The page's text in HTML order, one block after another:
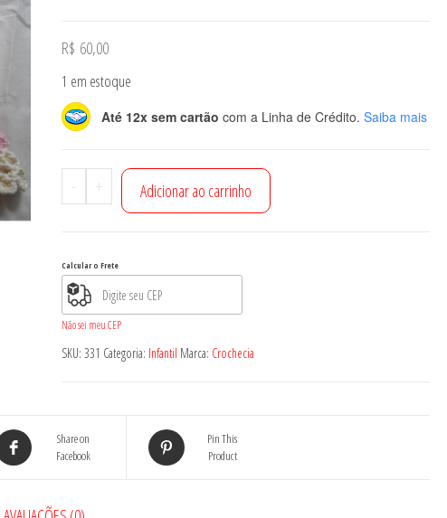
R$ 60,00
1 em estoque
Até 12x sem cartão com a Linha de Crédito. Saiba mais
-
Casaquinho
-
quantidade
+ Adicionar ao carrinho
Calcular o Frete
Não sei meu CEP
SKU: 331 Categoria: Infantil Marca: Crochecia
Share on
Facebook
Pin This
Product